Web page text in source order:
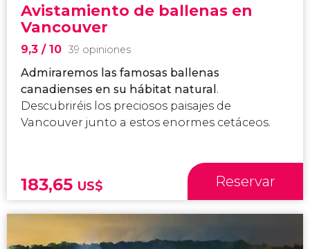
Avistamiento de ballenas en
Vancouver
9,3 / 10 39 opiniones
Admiraremos las famosas ballenas
canadienses en su hábitat natural .
Descubriréis los preciosos paisajes de
Vancouver junto a estos enormes cetáceos.
183,65 US$ Reservar